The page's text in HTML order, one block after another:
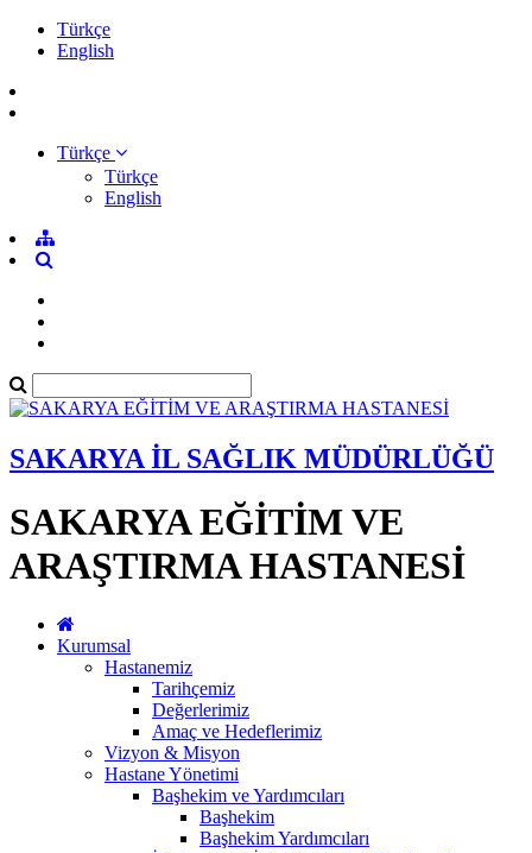
Türkçe
English
Türkçe
Türkçe
English
SAKARYA İL SAĞLIK MÜDÜRLÜĞÜ
SAKARYA EĞİTİM VE
ARAŞTIRMA HASTANESİ
Kurumsal
Hastanemiz
Tarihçemiz
Değerlerimiz
Amaç ve Hedeflerimiz
Vizyon & Misyon
Hastane Yönetimi
Başhekim ve Yardımcıları
Başhekim
Başhekim Yardımcıları